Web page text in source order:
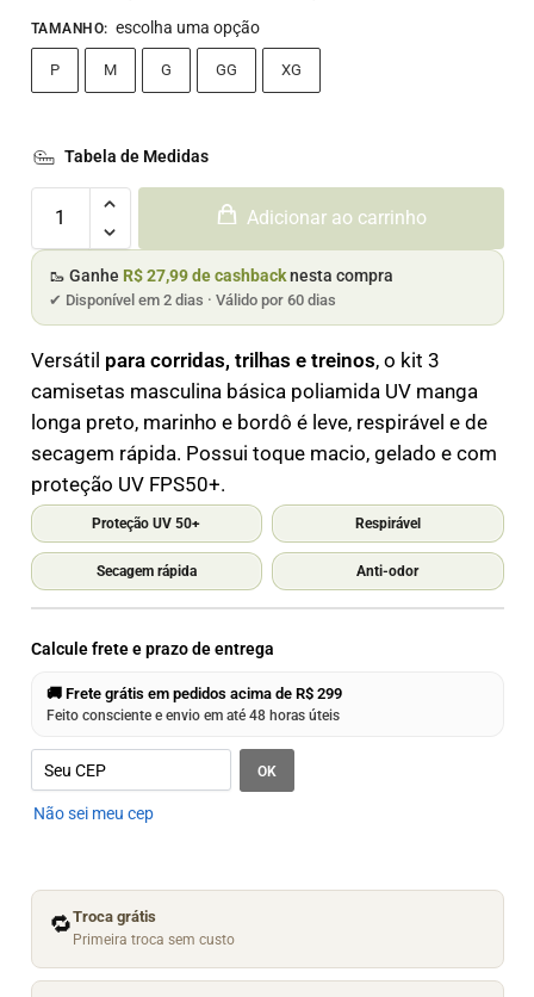
TAMANHO: escolha uma opção
P M G GG XG
Tabela de Medidas
Adicionar ao carrinho
🥾 Ganhe R$ 27,99 de cashbacknesta compra
✔ Disponível em 2 dias · Válido por 60 dias
Versátil para corridas, trilhas e treinos, o kit 3
camisetas masculina básica poliamida UV manga
longa preto, marinho e bordô é leve, respirável e de
secagem rápida. Possui toque macio, gelado e com
proteção UV FPS50+.
Proteção UV 50+ Respirável
Secagem rápida Anti-odor
Calcule frete e prazo de entrega
🚚 Frete grátis em pedidos acima de R$ 299
Feito consciente e envio em até 48 horas úteis
OK
Não sei meu cep
🔁Troca grátis
Primeira troca sem custo